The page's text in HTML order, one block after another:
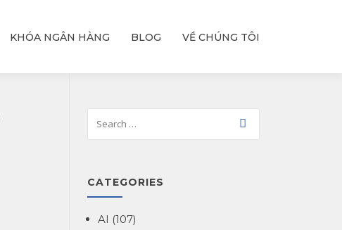
KHÓA NGÂN HÀNG BLOG VỀ CHÚNG TÔI
CATEGORIES
AI (107)